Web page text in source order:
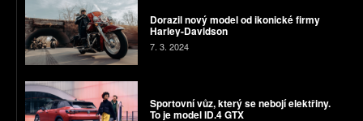
Dorazil nový model od ikonické firmy
Harley-Davidson
7. 3. 2024
Sportovní vůz, který se nebojí elektřiny.
To je model ID.4 GTX